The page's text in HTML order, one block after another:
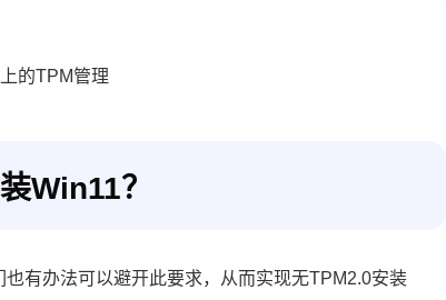
Win11？
有办法可以避开此要求，从而实现无TPM2.0安装